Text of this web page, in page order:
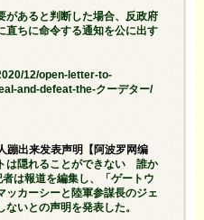
があると判断した場合、反政府
直ちに命令する通知を公に出す
12/open-letter-to-
and-defeat-the-クーデター/
蹦出来发表声明【阿波罗网编
は隠れることができない 誰か
は報道を編集し、「ゲートウ
ッカーシーと陸軍参謀長のジェ
いとの声明を発表した。